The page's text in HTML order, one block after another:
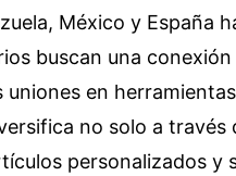
México y España
buscan una
uniones en
no solo a través
personalizados y